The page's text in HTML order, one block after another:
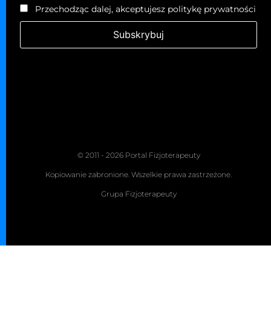
Przechodząc dalej, akceptujesz politykę prywatności
© 2011 - 2026 Portal Fizjoterapeuty
Kopiowanie zabronione. Wszelkie prawa zastrzeżone.
Grupa Fizjoterapeuty